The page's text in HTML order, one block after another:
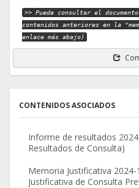
>> Puede consultar el
contenidos anteriores en la
enlace más abajo)
CONTENIDOS ASOCIADOS
Informe de resultados
Resultados de Consulta)
Memoria Justificativa
Justificativa de Consulta